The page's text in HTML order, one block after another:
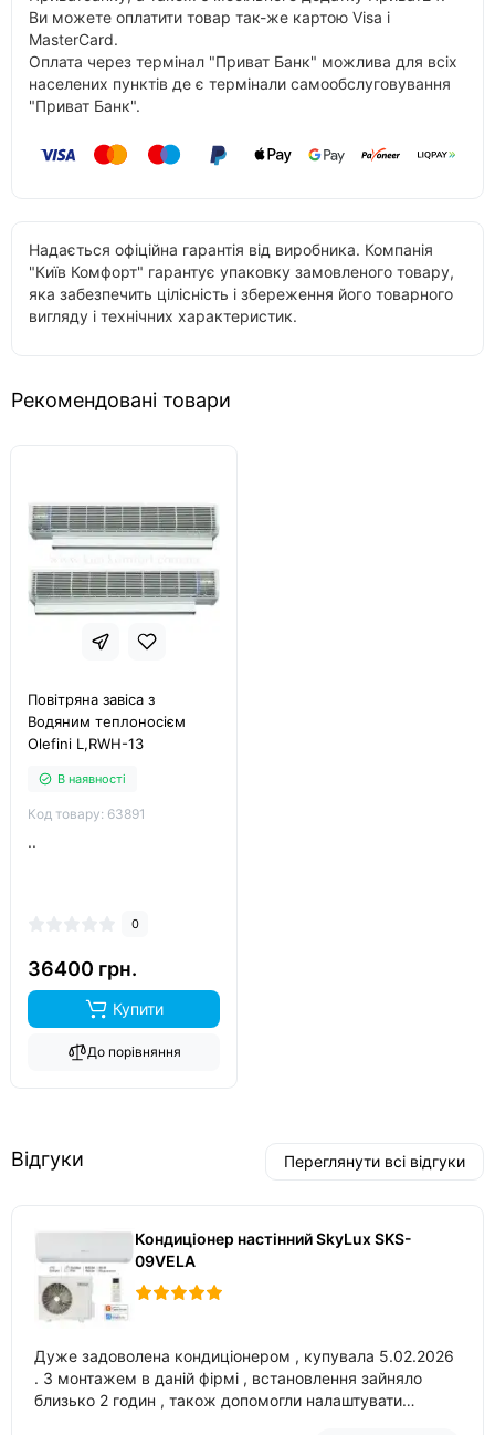
Ви можете оплатити товар так-же картою Visa і
MasterCard.
Оплата через термінал "Приват Банк" можлива для всіх
населених пунктів де є термінали самообслуговування
"Приват Банк".
Надається офіційна гарантія від виробника. Компанія
"Київ Комфорт" гарантує упаковку замовленого товару,
яка забезпечить цілісність і збереження його товарного
вигляду і технічних характеристик.
Рекомендовані товари
Повітряна завіса з
Водяним теплоносієм
Olefini L,RWH-13
В наявності
Код товару: 63891
..
0
36400 грн.
Купити
До порівняння
Відгуки Переглянути всі відгуки
Кондиціонер настінний SkyLux SKS-
09VELA
Дуже задоволена кондиціонером , купувала 5.02.2026
. З монтажем в даній фірмі , встановлення зайняло
близько 2 годин , також допомогли налаштувати